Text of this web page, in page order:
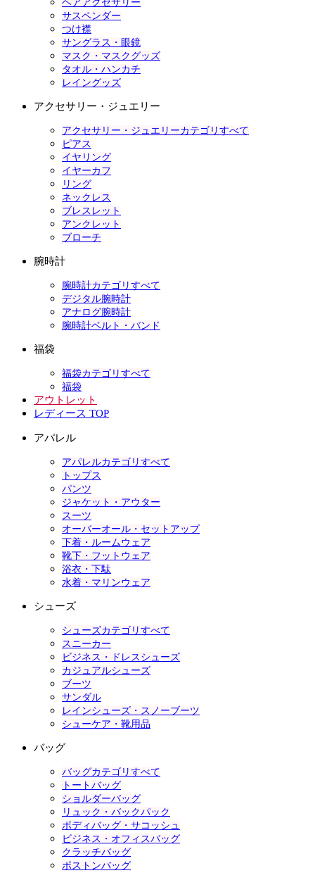
ヘアアクセサリー
サスペンダー
つけ襟
サングラス・眼鏡
マスク・マスクグッズ
タオル・ハンカチ
レイングッズ
アクセサリー・ジュエリー
アクセサリー・ジュエリーカテゴリすべて
ピアス
イヤリング
イヤーカフ
リング
ネックレス
ブレスレット
アンクレット
ブローチ
腕時計
腕時計カテゴリすべて
デジタル腕時計
アナログ腕時計
腕時計ベルト・バンド
福袋
福袋カテゴリすべて
福袋
アウトレット
レディース TOP
アパレル
アパレルカテゴリすべて
トップス
パンツ
ジャケット・アウター
スーツ
オーバーオール・セットアップ
下着・ルームウェア
靴下・フットウェア
浴衣・下駄
水着・マリンウェア
シューズ
シューズカテゴリすべて
スニーカー
ビジネス・ドレスシューズ
カジュアルシューズ
ブーツ
サンダル
レインシューズ・スノーブーツ
シューケア・靴用品
バッグ
バッグカテゴリすべて
トートバッグ
ショルダーバッグ
リュック・バックパック
ボディバッグ・サコッシュ
ビジネス・オフィスバッグ
クラッチバッグ
ボストンバッグ